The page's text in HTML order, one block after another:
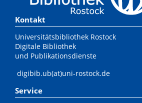
Kontakt
Universitätsbibliothek Rostock
Digitale Bibliothek
und Publikationsdienste
digibib.ub(at)uni-rostock.de
Service